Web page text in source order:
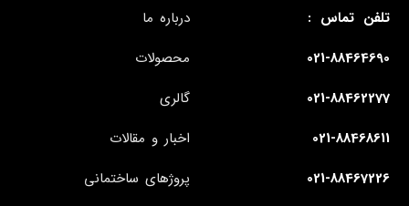
تلفن تماس :
021-88464690
021-88462277
021-88468611
021-88467226
درباره ما
محصولات
گالری
اخبار و مقالات
پروژهای ساختمانی